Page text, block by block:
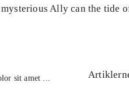
Ally can the tide
sit amet ...